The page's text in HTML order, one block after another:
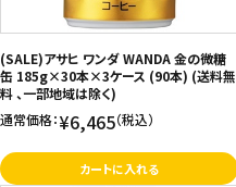
(SALE)アサヒ ワンダ WANDA 金の微糖
缶 185g×30本×3ケース (90本) (送料無
料 、一部地域は除く)
通常価格：¥6,465（税込）
カートに入れる